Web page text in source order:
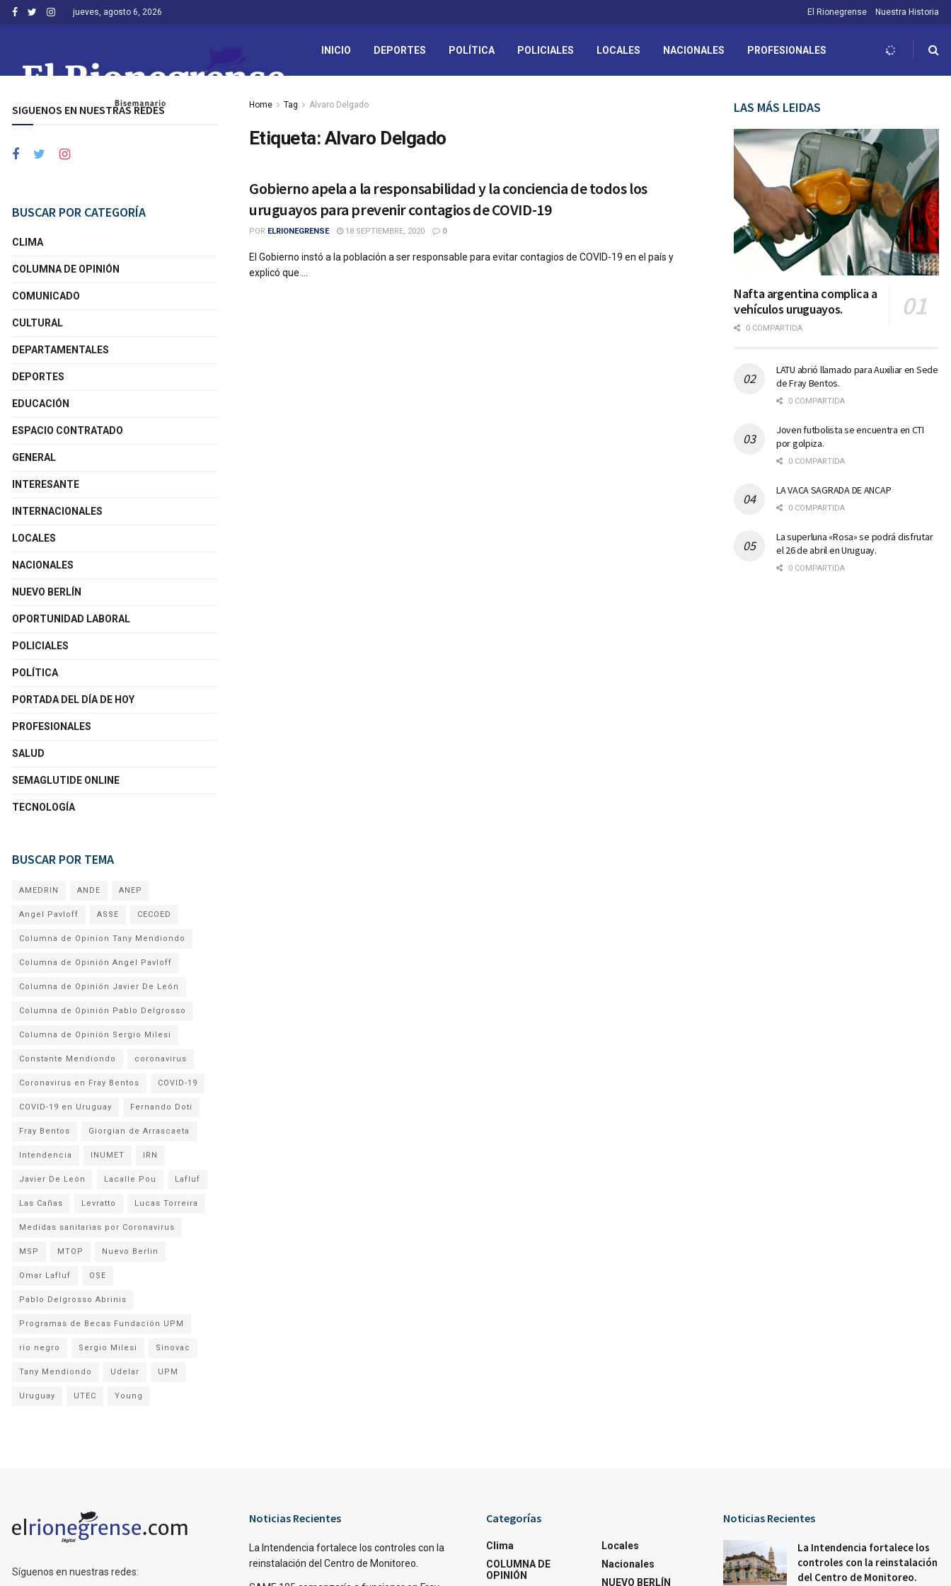
jueves, agosto 6, 2026 El Rionegrense Nuestra Historia
INICIO DEPORTES POLÍTICA POLICIALES LOCALES NACIONALES PROFESIONALES
Home Tag Alvaro Delgado
Etiqueta: Alvaro Delgado
Gobierno apela a la responsabilidad y la conciencia de todos los
uruguayos para prevenir contagios de COVID-19
POR ELRIONEGRENSE 18 SEPTIEMBRE, 2020 0
El Gobierno instó a la población a ser responsable para evitar contagios de COVID-19 en el país y
explicó que ...
SIGUENOS EN NUESTRAS REDES
BUSCAR POR CATEGORÍA
CLIMA
COLUMNA DE OPINIÓN
COMUNICADO
CULTURAL
DEPARTAMENTALES
DEPORTES
EDUCACIÓN
ESPACIO CONTRATADO
GENERAL
INTERESANTE
INTERNACIONALES
LOCALES
NACIONALES
NUEVO BERLÍN
OPORTUNIDAD LABORAL
POLICIALES
POLÍTICA
PORTADA DEL DÍA DE HOY
PROFESIONALES
SALUD
SEMAGLUTIDE ONLINE
TECNOLOGÍA
BUSCAR POR TEMA
AMEDRIN ANDE ANEP
Angel Pavloff ASSE CECOED
Columna de Opinion Tany Mendiondo
Columna de Opinión Angel Pavloff
Columna de Opinión Javier De León
Columna de Opinión Pablo Delgrosso
Columna de Opinión Sergio Milesi
Constante Mendiondo coronavirus
Coronavirus en Fray Bentos COVID-19
COVID-19 en Uruguay Fernando Doti
Fray Bentos Giorgian de Arrascaeta
Intendencia INUMET IRN
Javier De León Lacalle Pou Lafluf
Las Cañas Levratto Lucas Torreira
Medidas sanitarias por Coronavirus
MSP MTOP Nuevo Berlin
Omar Lafluf OSE
Pablo Delgrosso Abrinis
Programas de Becas Fundación UPM
rio negro Sergio Milesi Sinovac
Tany Mendiondo Udelar UPM
Uruguay UTEC Young
LAS MÁS LEIDAS
Nafta argentina complica a
vehículos uruguayos.
0 COMPARTIDA
LATU abrió llamado para Auxiliar en Sede
de Fray Bentos.
0 COMPARTIDA
Joven futbolista se encuentra en CTI
por golpiza.
0 COMPARTIDA
LA VACA SAGRADA DE ANCAP
0 COMPARTIDA
La superluna «Rosa» se podrá disfrutar
el 26 de abril en Uruguay.
0 COMPARTIDA
Síguenos en nuestras redes:
Noticias Recientes
La Intendencia fortalece los controles con la
reinstalación del Centro de Monitoreo.
Categorías
Clima
COLUMNA DE
OPINIÓN
Locales
Nacionales
NUEVO BERLÍN
Noticias Recientes
La Intendencia fortalece los
controles con la reinstalación
del Centro de Monitoreo.